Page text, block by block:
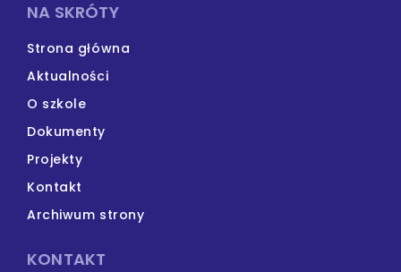
NA SKRÓTY
Strona główna
Aktualności
O szkole
Dokumenty
Projekty
Kontakt
Archiwum strony
KONTAKT